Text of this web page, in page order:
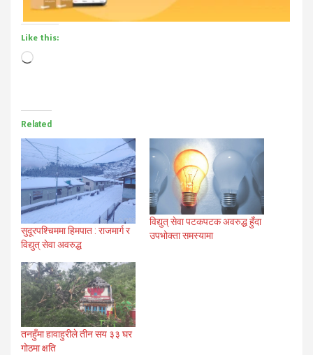
Like this:
Loading…
Related
सुदूरपश्चिममा हिमपात : राजमार्ग र
विद्युत् सेवा अवरुद्ध
विद्युत् सेवा पटकपटक अवरुद्ध हुँदा
उपभोक्ता समस्यामा
तनहुँमा हावाहुरीले तीन सय ३३ घर
गोठमा क्षति